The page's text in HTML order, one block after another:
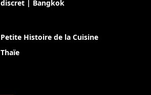
discret | Bangkok
Petite Histoire de la Cuisine
Thaïe